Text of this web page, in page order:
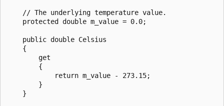
    // The underlying temperature value.
    protected double m_value = 0.0;
    public double Celsius
    {
        get
        {
            return m_value - 273.15;
        }
    }